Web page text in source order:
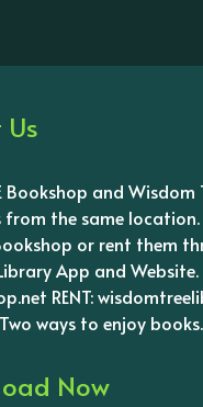
Bookshop and Wisdom
from the same
or rent them
App and Website.
RENT:
ways to enjoy books.
Now